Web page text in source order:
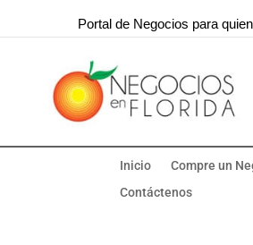
Portal de Negocios para
Inicio Compre un
Contáctenos